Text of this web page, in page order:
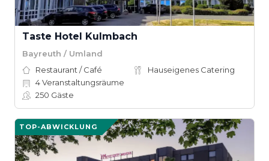
Taste Hotel Kulmbach
Bayreuth / Umland
Restaurant / Café
Hauseigenes Catering
4Veranstaltungsräume
250 Gäste
TOP-ABWICKLUNG